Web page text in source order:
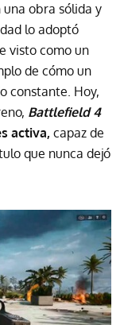
obra sólida y
lo adoptó
visto como un
de cómo un
constante. Hoy,
Battlefield 4
activa, capaz de
que nunca dejó